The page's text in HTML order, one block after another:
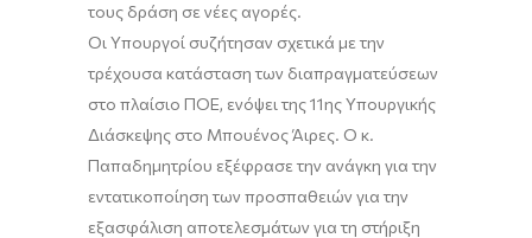
τους δράση σε νέες αγορές.
Οι Υπουργοί συζήτησαν σχετικά με την
τρέχουσα κατάσταση των διαπραγματεύσεων
στο πλαίσιο ΠΟΕ, ενόψει της 11ης Υπουργικής
Διάσκεψης στο Μπουένος Άιρες. Ο κ.
Παπαδημητρίου εξέφρασε την ανάγκη για την
εντατικοποίηση των προσπαθειών για την
εξασφάλιση αποτελεσμάτων για τη στήριξη